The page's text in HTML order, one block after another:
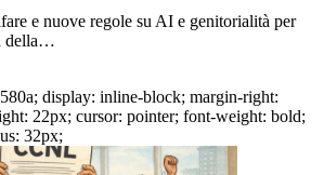
e nuove regole su AI e genitorialità per
della…
display: inline-block; margin-right:
22px; cursor: pointer; font-weight: bold;
32px;